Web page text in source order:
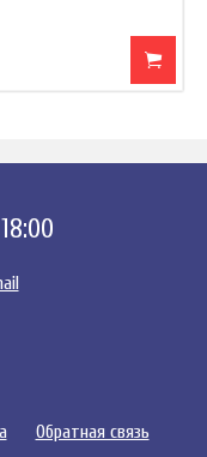
Обратная связь